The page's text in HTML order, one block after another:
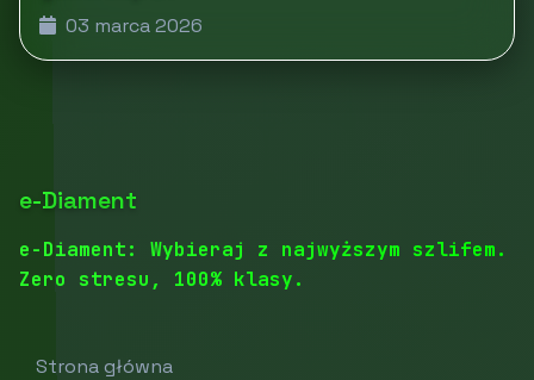
03 marca 2026
e-Diament
e-Diament: Wybieraj z najwyższym szlifem.
Zero stresu, 100% klasy.
Strona główna